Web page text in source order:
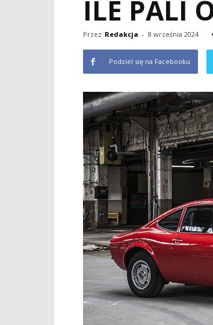
ILE PALI
Przez Redakcja - 8 września 2024
Podziel się na Facebooku